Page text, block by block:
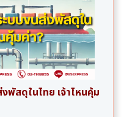
พัสดุในไทย เจ้าไหนคุ้ม